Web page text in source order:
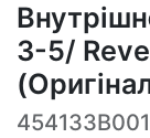
3-5/
454133B001